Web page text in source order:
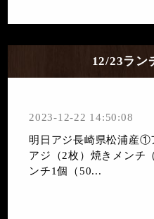
12/23ラ
2023-12-22 14:50:08
明日アジ長崎県松浦産
アジ（2枚）焼きメンチ
ンチ1個（50...